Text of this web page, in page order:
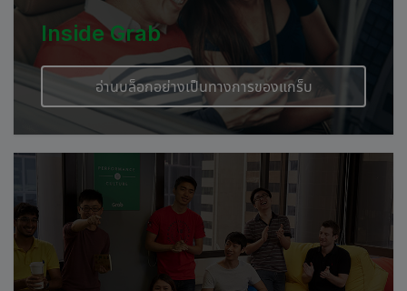
Inside Grab
อ่านบล็อกอย่างเป็นทางการของแกร็บ